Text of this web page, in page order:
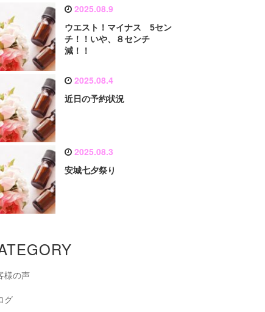
2025.08.9
ウエスト！マイナス 5セン
チ！！いや、８センチ
減！！
2025.08.4
近日の予約状況
2025.08.3
安城七夕祭り
様の声
グ